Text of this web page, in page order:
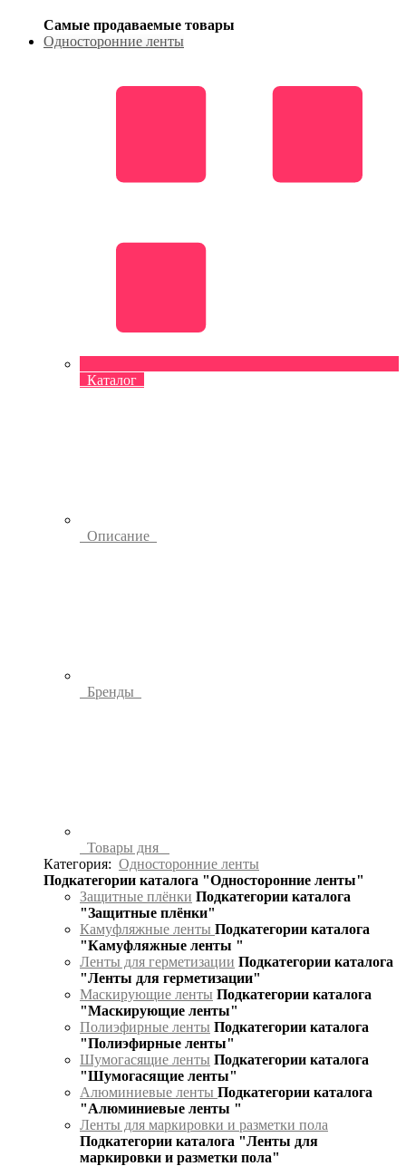
Самые продаваемые товары
Односторонние ленты
Каталог
Описание
Бренды
Товары дня
Категория: Односторонние ленты
Подкатегории каталога "Односторонние ленты"
Защитные плёнки Подкатегории каталога
"Защитные плёнки"
Камуфляжные ленты Подкатегории каталога
"Камуфляжные ленты "
Ленты для герметизации Подкатегории каталога
"Ленты для герметизации"
Маскирующие ленты Подкатегории каталога
"Маскирующие ленты"
Полиэфирные ленты Подкатегории каталога
"Полиэфирные ленты"
Шумогасящие ленты Подкатегории каталога
"Шумогасящие ленты"
Алюминиевые ленты Подкатегории каталога
"Алюминиевые ленты "
Ленты для маркировки и разметки пола
Подкатегории каталога "Ленты для
маркировки и разметки пола"